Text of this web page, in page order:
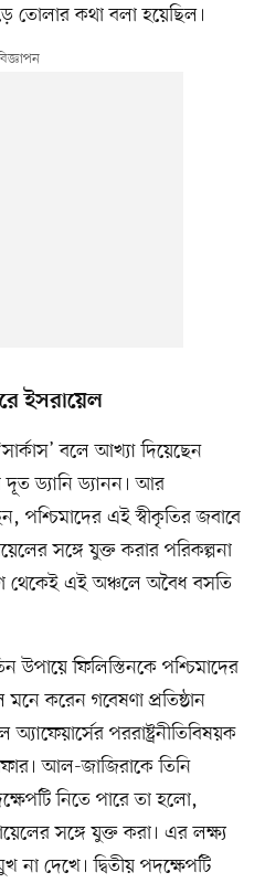
তোলার কথা বলা হয়েছিল।
ইসরায়েল
বলে আখ্যা দিয়েছেন
দূত ড্যানি ড্যানন। আর
পশ্চিমাদের এই স্বীকৃতির জবাবে
সঙ্গে যুক্ত করার পরিকল্পনা
থেকেই এই অঞ্চলে অবৈধ বসতি
উপায়ে ফিলিস্তিনকে পশ্চিমাদের
করেন গবেষণা প্রতিষ্ঠান
পররাষ্ট্রনীতিবিষয়ক
আল-জাজিরাকে তিনি
নিতে পারে তা হলো,
সঙ্গে যুক্ত করা। এর লক্ষ্য
না দেখে। দ্বিতীয় পদক্ষেপটি